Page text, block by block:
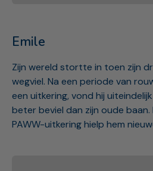
Emile
Zijn wereld stortte in toen zijn
wegviel. Na een periode van
een uitkering, vond hij
beter beviel dan zijn oude
PAWW-uitkering hielp hem